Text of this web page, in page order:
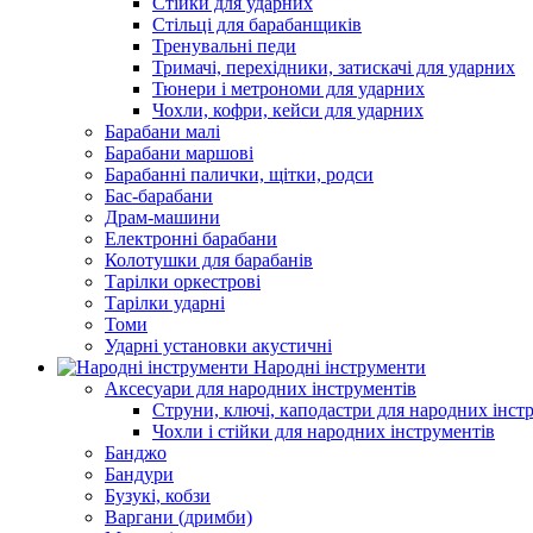
Стільці для барабанщиків
Тренувальні педи
Тримачі, перехідники, затискачі для ударних
Тюнери і метрономи для ударних
Чохли, кофри, кейси для ударних
Барабани малі
Барабани маршові
Барабанні палички, щітки, родси
Бас-барабани
Драм-машини
Електронні барабани
Колотушки для барабанів
Тарілки оркестрові
Тарілки ударні
Томи
Ударні установки акустичні
Народні інструменти
Аксесуари для народних інструментів
Струни, ключі, каподастри для народних
Чохли і стійки для народних інструментів
Банджо
Бандури
Бузукі, кобзи
Варгани (дримби)